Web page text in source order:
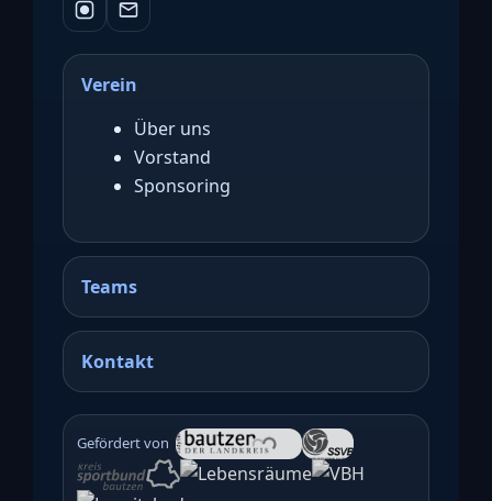
Verein
Über uns
Vorstand
Sponsoring
Teams
Kontakt
Gefördert von